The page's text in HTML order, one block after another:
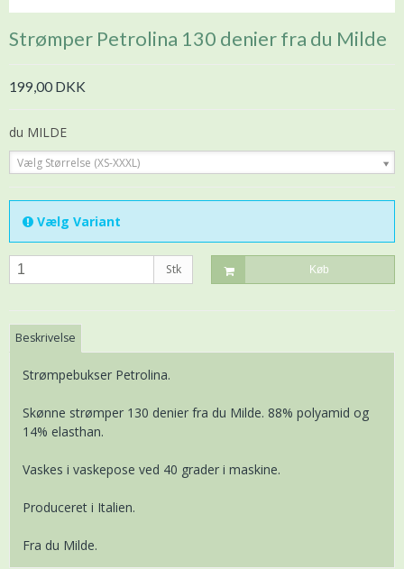
Strømper Petrolina 130 denier fra du Milde
199,00 DKK
du MILDE
Vælg Størrelse (XS-XXXL)
Vælg Variant
Stk Køb
Beskrivelse
Strømpebukser Petrolina.
Skønne strømper 130 denier fra du Milde. 88% polyamid og
14% elasthan.
Vaskes i vaskepose ved 40 grader i maskine.
Produceret i Italien.
Fra du Milde.